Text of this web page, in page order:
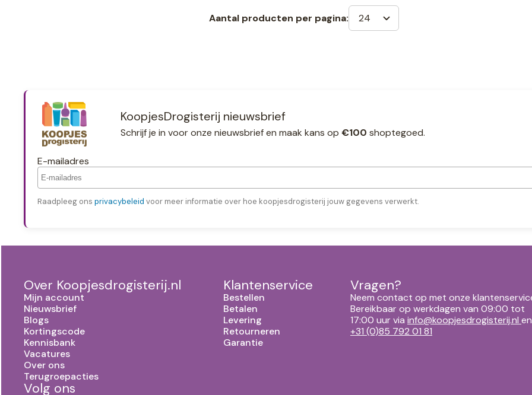
Aantal producten per pagina: 24
KoopjesDrogisterij nieuwsbrief
Schrijf je in voor onze nieuwsbrief en maak kans op €100 shoptegoed.
E-mailadres
Raadpleeg ons privacybeleid voor meer informatie over hoe koopjesdrogisterij jouw gegevens verwerkt.
Over Koopjesdrogisterij.nl
Mijn account
Nieuwsbrief
Blogs
Kortingscode
Kennisbank
Vacatures
Over ons
Terugroepacties
Volg ons
Klantenservice
Bestellen
Betalen
Levering
Retourneren
Garantie
Vragen?
Neem contact op met onze
Bereikbaar op werkdagen van 09:00 tot
17:00 uur via info@koopjesdrogisterij.nl en
+31 (0)85 792 01 81